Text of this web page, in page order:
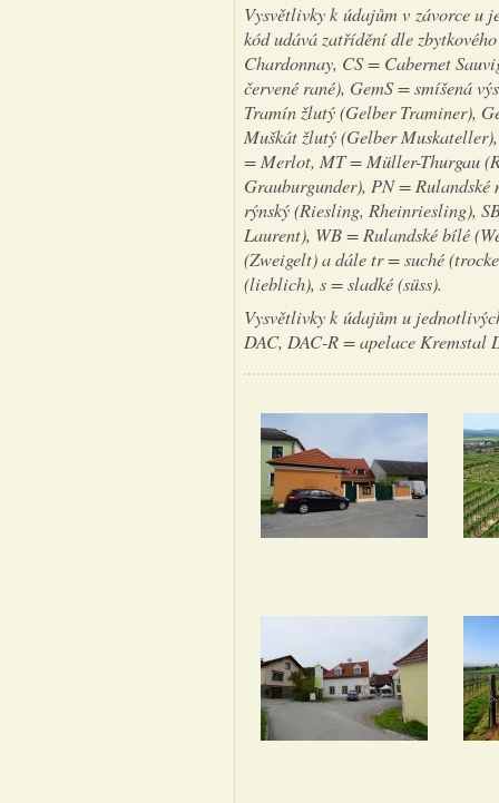
Vysvětlivky k údajům v závorce u
kód udává zatřídění dle
Chardonnay, CS = Cabernet
červené rané), GemS = smíšená
Tramín žlutý (Gelber Traminer),
Muškát žlutý (Gelber
= Merlot, MT = Müller-Thurgau
Grauburgunder), PN =
rýnský (Riesling, Rheinriesling),
Laurent), WB = Rulandské bílé
(Zweigelt) a dále tr = suché
(lieblich), s = sladké (süss).
Vysvětlivky k údajům u
DAC, DAC-R = apelace Kremstal